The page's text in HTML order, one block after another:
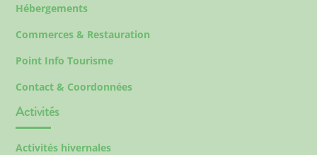
Hébergements
Commerces & Restauration
Point Info Tourisme
Contact & Coordonnées
Activités
Activités hivernales